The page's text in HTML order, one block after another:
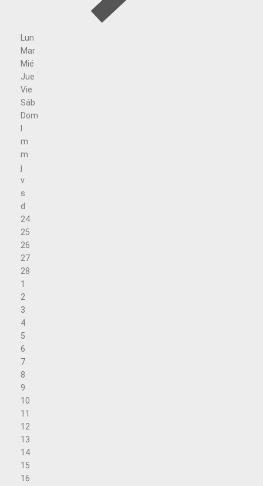
Lun
Mar
Mié
Jue
Vie
Sáb
Dom
m
m
j
v
s
d
24
25
26
27
28
1
2
3
4
5
6
7
8
9
10
11
12
13
14
15
16